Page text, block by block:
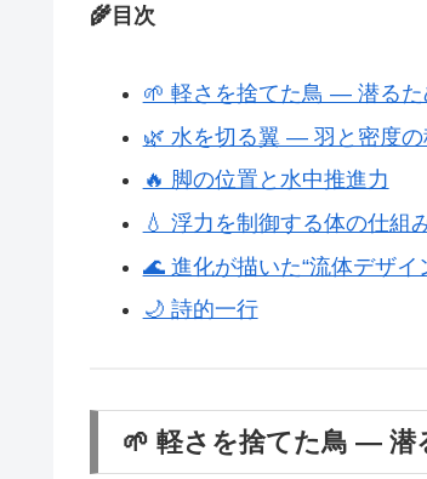
🌾目次
🌱 軽さを捨てた鳥 ― 潜るた
🌿 水を切る翼 ― 羽と密度の
🔥 脚の位置と水中推進力
💧 浮力を制御する体の仕組
🌊 進化が描いた“流体デザイ
🌙 詩的一行
🌱 軽さを捨てた鳥 ― 潜